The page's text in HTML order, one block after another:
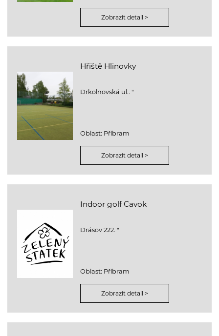
Zobrazit detail >
Hřiště Hlinovky
Drkolnovská ul.. "
Oblast: Příbram
Zobrazit detail >
Indoor golf Cavok
Drásov 222. "
Oblast: Příbram
Zobrazit detail >